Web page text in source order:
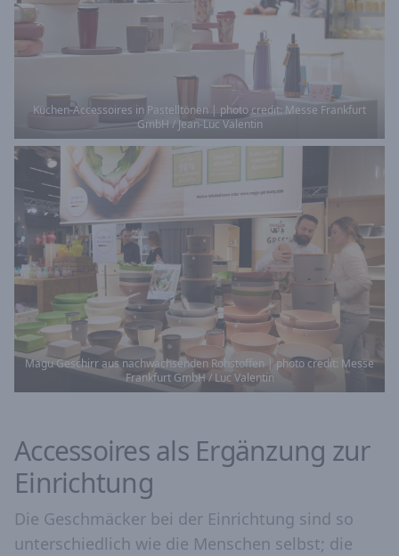
Küchen-Accessoires in Pastelltönen | photo credit: Messe Frankfurt
GmbH / Jean-Luc Valentin
Magu Geschirr aus nachwachsenden Rohstoffen | photo credit: Messe
Frankfurt GmbH / Luc Valentin
Accessoires als Ergänzung zur
Einrichtung
Die Geschmäcker bei der Einrichtung sind so
unterschiedlich wie die Menschen selbst; die